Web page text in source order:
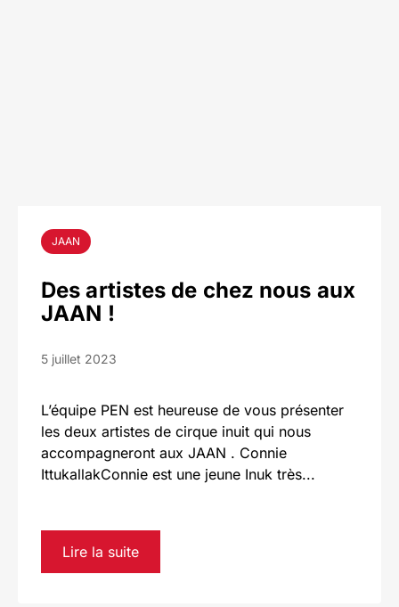
JAAN
Des artistes de chez nous aux
JAAN !
5 juillet 2023
L’équipe PEN est heureuse de vous présenter
les deux artistes de cirque inuit qui nous
accompagneront aux JAAN . Connie
IttukallakConnie est une jeune Inuk très...
Lire la suite